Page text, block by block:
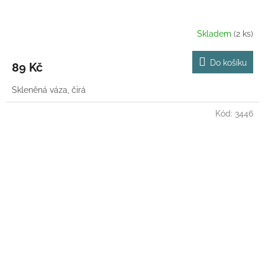
Skladem (2 ks)
89 Kč Do košíku
Skleněná váza, čirá
Kód: 3446